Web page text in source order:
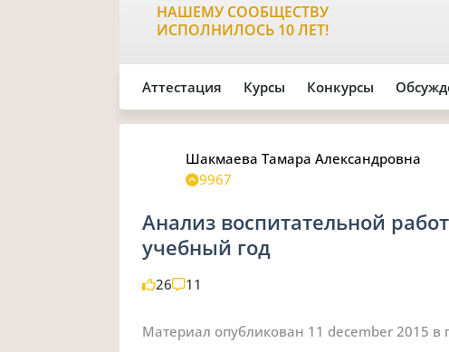
НАШЕМУ СООБЩЕСТВУ
ИСПОЛНИЛОСЬ 10 ЛЕТ!
Аттестация Курсы Конкурсы
Шакмаева Тамара Александровна
9967
Анализ воспитательной
учебный год
26 11
Материал опубликован 11 december 2015 в